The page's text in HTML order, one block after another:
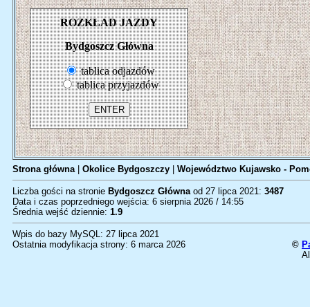
ROZKŁAD JAZDY
Bydgoszcz Główna
tablica odjazdów
tablica przyjazdów
Strona główna| Okolice Bydgoszczy Województwo Kujawsko -
Liczba gości na stronie Bydgoszcz Głównaod 27 lipca 2021: 3487
Data i czas poprzedniego wejścia: 6 sierpnia 2026 / 14:55
Średnia wejść dziennie: 1.9
Wpis do bazy MySQL: 27 lipca 2021
Ostatnia modyfikacja strony: 6 marca 2026
©